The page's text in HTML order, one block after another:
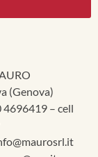
(Genova)
– cell